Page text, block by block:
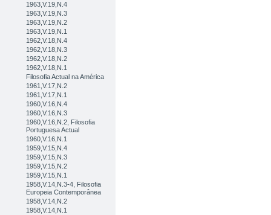
1963,V.19,N.4
1963,V.19,N.3
1963,V.19,N.2
1963,V.19,N.1
1962,V.18,N.4
1962,V.18,N.3
1962,V.18,N.2
1962,V.18,N.1
Filosofia Actual na América
1961,V.17,N.2
1961,V.17,N.1
1960,V.16,N.4
1960,V.16,N.3
1960,V.16,N.2, Filosofia
Portuguesa Actual
1960,V.16,N.1
1959,V.15,N.4
1959,V.15,N.3
1959,V.15,N.2
1959,V.15,N.1
1958,V.14,N.3-4, Filosofia
Europeia Contemporânea
1958,V.14,N.2
1958,V.14,N.1